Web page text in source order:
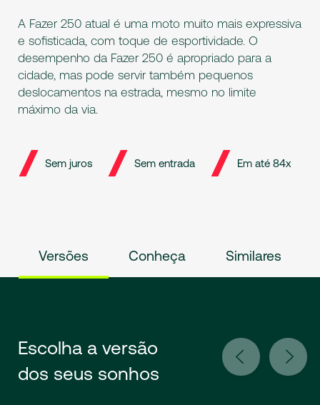
A Fazer 250 atual é uma moto muito mais expressiva
e sofisticada, com toque de esportividade. O
desempenho da Fazer 250 é apropriado para a
cidade, mas pode servir também pequenos
deslocamentos na estrada, mesmo no limite
máximo da via.
Sem juros Sem entrada Em até 84x
Versões Conheça Similares
Escolha a versão
dos seus sonhos